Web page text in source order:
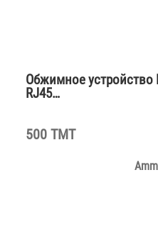
Обжимное устройство
RJ45…
500 TMT